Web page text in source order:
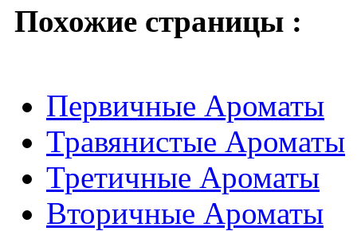
Похожие страницы :
Первичные Ароматы
Травянистые Ароматы
Третичные Ароматы
Вторичные Ароматы